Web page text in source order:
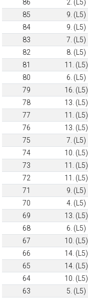
86 2. (L5)
85
9. (L5)
84
9. (L5)
83
7. (L5)
82
8. (L5)
81
11. (L5)
80
6. (L5)
79
16. (L5)
78
13. (L5)
77
11. (L5)
76
13. (L5)
75
7. (L5)
74
10. (L5)
73
11. (L5)
72
11. (L5)
71
9. (L5)
70
4. (L5)
69
13. (L5)
68
6. (L5)
67
10. (L5)
66
14. (L5)
65
14. (L5)
64
10. (L5)
63
5. (L5)